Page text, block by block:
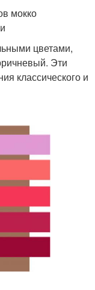
мокко
цветами,
Эти
классического и